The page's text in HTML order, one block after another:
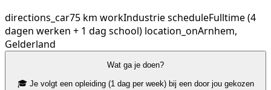
directions_car75 km workIndustriescheduleFulltime (4
dagen werken + 1 dag school) location_onArnhem,
Gelderland
Wat ga je doen?
🎓 Je volgt een opleiding (1 dag per week) bij een door jou gekozen